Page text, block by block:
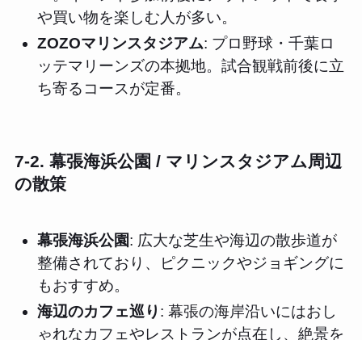
や買い物を楽しむ人が多い。
ZOZOマリンスタジアム: プロ野球・千葉ロ
ッテマリーンズの本拠地。試合観戦前後に立
ち寄るコースが定番。
7-2. 幕張海浜公園 / マリンスタジアム周辺
の散策
幕張海浜公園: 広大な芝生や海辺の散歩道が
整備されており、ピクニックやジョギングに
もおすすめ。
海辺のカフェ巡り : 幕張の海岸沿いにはおし
ゃれなカフェやレストランが点在し、絶景を